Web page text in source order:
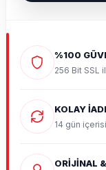
%100
256 Bit SSL
KOLAY
14 gün
ORİJİNAL